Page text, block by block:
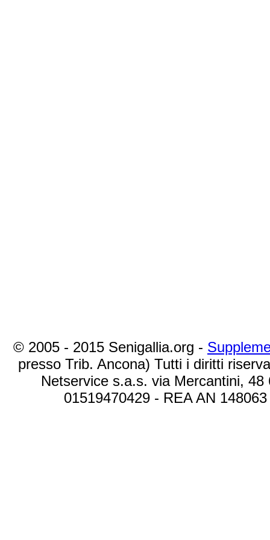
© 2005 - 2015 Senigallia.org -
presso Trib. Ancona) Tutti i diritti
Netservice s.a.s. via Mercantini,
01519470429 - REA AN